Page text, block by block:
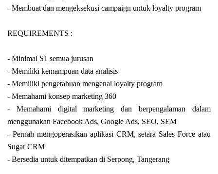
- Membuat dan mengeksekusi campaign untuk loyalty program
REQUIREMENTS :
- Minimal S1 semua jurusan
- Memiliki kemampuan data analisis
- Memiliki pengetahuan mengenai loyalty program
- Memahami konsep marketing 360
- Memahami digital marketing dan berpengalaman dalam
menggunakan Facebook Ads, Google Ads, SEO, SEM
- Pernah mengoperasikan aplikasi CRM, setara Sales Force atau
Sugar CRM
- Bersedia untuk ditempatkan di Serpong, Tangerang